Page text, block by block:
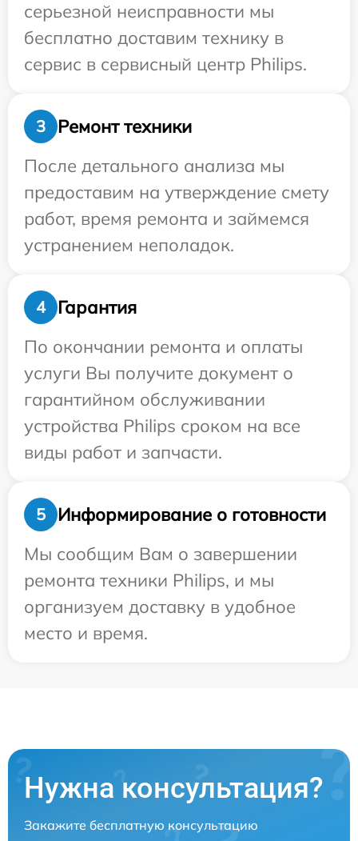
серьезной неисправности мы
бесплатно доставим технику в
сервис в сервисный центр Philips.
3
Ремонт техники
После детального анализа мы
предоставим на утверждение смету
работ, время ремонта и займемся
устранением неполадок.
4
Гарантия
По окончании ремонта и оплаты
услуги Вы получите документ о
гарантийном обслуживании
устройства Philips сроком на все
виды работ и запчасти.
5
Информирование о готовности
Мы сообщим Вам о завершении
ремонта техники Philips, и мы
организуем доставку в удобное
место и время.
Нужна консультация?
Закажите бесплатную консультацию